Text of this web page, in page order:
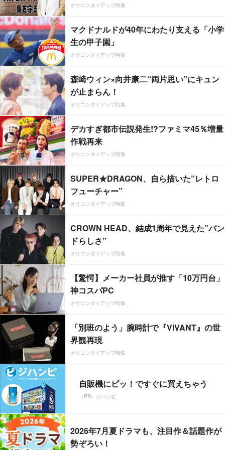
オリコンタイアップ特集
マクドナルドが40年にわたり支える「小学
生の甲子園」
オリコンタイアップ特集
森崎ウィン×向井康二“両片思い”にキュン
が止まらん！
オリコンタイアップ特集
デカすぎ都市伝説発生!?ファミマ45％増量
作戦再来
オリコンタイアップ特集
SUPER★DRAGON、自ら描いた”レトロ
フューチャー”
オリコンタイアップ特集
CROWN HEAD、結成1周年で見えた”バン
ドらしさ”
オリコンタイアップ特集
【驚愕】メーカー社員が推す「10万円台」
神コスパPC
オリコンタイアップ特集
「別班のよう」腕時計で『VIVANT』の世
界観再現
オリコンタイアップ特集
自販機にピッ！ですぐに買えちゃう
（PR）ジハンピ
2026年7月夏ドラマも、注目作＆話題作が
勢ぞろい！